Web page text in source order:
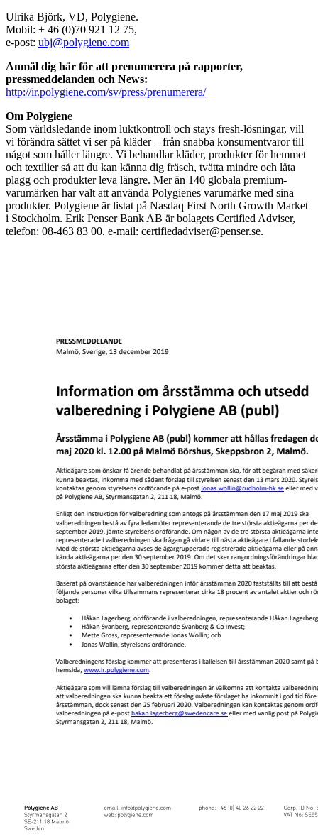
Ulrika Björk, VD, Polygiene.
Mobil: + 46 (0)70 921 12 75,
e-post: ubj@polygiene.com
Anmäl dig här för att prenumerera på rapporter,
pressmeddelanden och News:
http://ir.polygiene.com/sv/press/prenumerera/
Om Polygiene
Som världsledande inom luktkontroll och stays fresh-lösningar, vill
vi förändra sättet vi ser på kläder – från snabba konsumentvaror till
något som håller längre. Vi behandlar kläder, produkter för hemmet
och textilier så att du kan känna dig fräsch, tvätta mindre och låta
plagg och produkter leva längre. Mer än 140 globala premium-
varumärken har valt att använda Polygienes varumärke med sina
produkter. Polygiene är listat på Nasdaq First North Growth Market
i Stockholm. Erik Penser Bank AB är bolagets Certified Adviser,
telefon: 08-463 83 00, e-mail: certifiedadviser@penser.se.